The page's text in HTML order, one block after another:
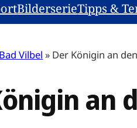
BilderserieTipps &
Bad Vilbel » Der Königin an
an